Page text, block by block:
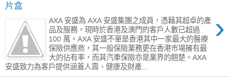
片盒
›
AXA 安盛為 AXA 安盛集團之成員，憑藉其超卓的產
品及服務，現時於香港及澳門的客戶人數已超過
100 萬。AXA 安盛不單是香港其中一家最大的醫療
保險供應商，其一般保險業務更在香港巿場擁有最
大的佔有率，而其汽車保險亦是業界的翹楚。AXA
安盛致力為客戶提供涵蓋人壽、健康及財產...